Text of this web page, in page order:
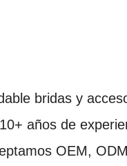
bridas y
años de
OEM,